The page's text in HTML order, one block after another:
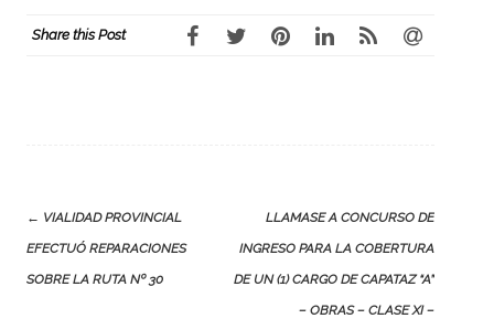
Share this Post
Post
navigation
← VIALIDAD PROVINCIAL
EFECTUÓ REPARACIONES
SOBRE LA RUTA Nº 30
LLAMASE A CONCURSO DE
INGRESO PARA LA COBERTURA
DE UN (1) CARGO DE CAPATAZ “A”
– OBRAS – CLASE XI –